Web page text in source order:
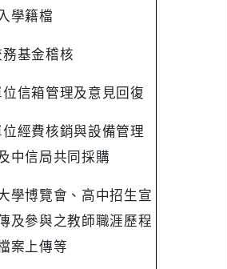
學籍檔
務基金稽核
位信箱管理及意見回復
位經費核銷與設備管理
中信局共同採購
學博覽會、高中招生宣
及參與之教師職涯歷程
案上傳等